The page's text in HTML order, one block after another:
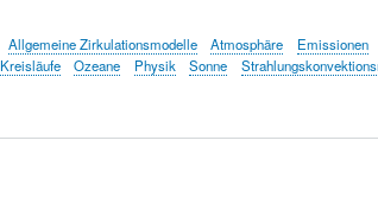
Allgemeine Zirkulationsmodelle Atmosphäre Emissionen
Kreisläufe Ozeane Physik Sonne